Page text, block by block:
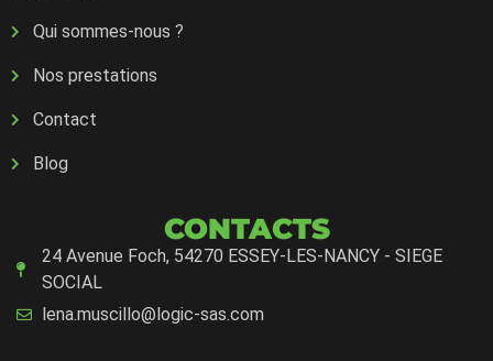
Qui sommes-nous ?
Nos prestations
Contact
Blog
CONTACTS
24 Avenue Foch, 54270 ESSEY-LES-NANCY - SIEGE
SOCIAL
lena.muscillo@logic-sas.com